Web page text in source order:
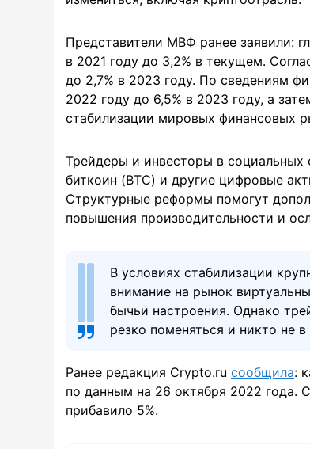
Представители МВФ ранее заявили:
в 2021 году до 3,2% в текущем.
до 2,7% в 2023 году. По сведениям
2022 году до 6,5% в 2023 году, а
стабилизации мировых финансовых
Трейдеры и инвесторы в социальных
биткоин (BTC) и другие цифровые
Структурные реформы помогут
повышения производительности и
В условиях стабилизации
внимание на рынок
бычьи настроения. Однако
резко поменяться и никто не
Ранее редакция Crypto.ru сообщила:
по данным на 26 октября 2022 года.
прибавило 5%.